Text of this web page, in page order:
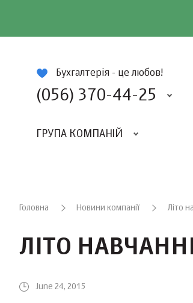
Бухгалтерія - це любов!
(056) 370-44-25
ГРУПА КОМПАНІЙ
Головна Новини компанії Літо
ЛІТО
June 24, 2015